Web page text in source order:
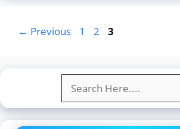
← Previous Page
1 Page
2 Page
3